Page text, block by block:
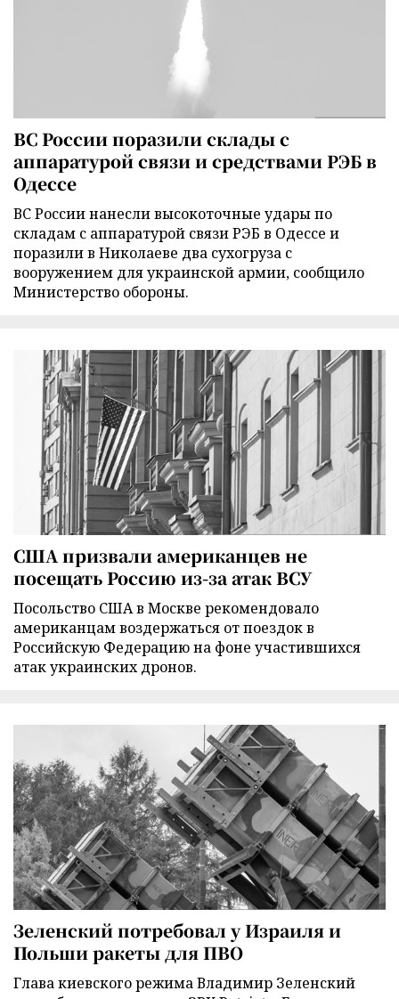
ВС России поразили склады с
аппаратурой связи и средствами РЭБ в
Одессе
ВС России нанесли высокоточные удары по
складам с аппаратурой связи РЭБ в Одессе и
поразили в Николаеве два сухогруза с
вооружением для украинской армии, сообщило
Министерство обороны.
США призвали американцев не
посещать Россию из-за атак ВСУ
Посольство США в Москве рекомендовало
американцам воздержаться от поездок в
Российскую Федерацию на фоне участившихся
атак украинских дронов.
Зеленский потребовал у Израиля и
Польши ракеты для ПВО
Глава киевского режима Владимир Зеленский